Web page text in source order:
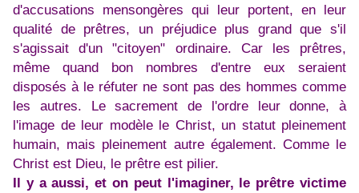
d'accusations mensongères qui leur portent, en leur
qualité de prêtres, un préjudice plus grand que s'il
s'agissait d'un "citoyen" ordinaire. Car les prêtres,
même quand bon nombres d'entre eux seraient
disposés à le réfuter ne sont pas des hommes comme
les autres. Le sacrement de l'ordre leur donne, à
l'image de leur modèle le Christ, un statut pleinement
humain, mais pleinement autre également. Comme le
Christ est Dieu, le prêtre est pilier.
Il y a aussi, et on peut l'imaginer, le prêtre victime